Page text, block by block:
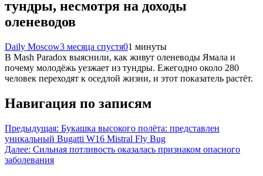
тундры, несмотря на доходы
оленеводов
Daily Moscow3 месяца спустя01 минуты
В Mash Paradox выяснили, как живут оленеводы Ямала и
почему молодёжь уезжает из тундры. Ежегодно около 280
человек переходят к оседлой жизни, и этот показатель растёт.
Навигация по записям
Предыдущая: Букашка высокого полёта: представлен
уникальный Bugatti W16 Mistral Fly Bug
Далее: Сильная потливость оказалась признаком опасного
заболевания